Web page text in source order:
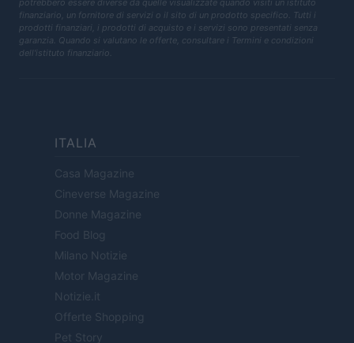
potrebbero essere diverse da quelle visualizzate quando visiti un istituto
finanziario, un fornitore di servizi o il sito di un prodotto specifico. Tutti i
prodotti finanziari, i prodotti di acquisto e i servizi sono presentati senza
garanzia. Quando si valutano le offerte, consultare i Termini e condizioni
dell'istituto finanziario.
ITALIA
Casa Magazine
Cineverse Magazine
Donne Magazine
Food Blog
Milano Notizie
Motor Magazine
Notizie.it
Offerte Shopping
Pet Story